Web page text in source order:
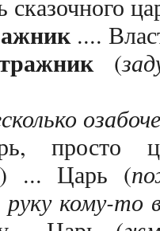
сказочного
....
(
просто
) ... Царь (
кому-то